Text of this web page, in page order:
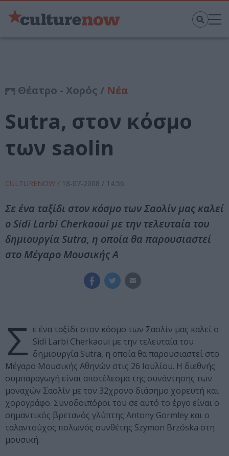
Θέατρο - Χορός / Νέα
Sutra, στον κόσμο
των saolin
CULTURENOW / 18-07-2008 / 14:56
Σε ένα ταξίδι στον κόσμο των Σαολίν μας καλεί
ο Sidi Larbi Cherkaoui με την τελευταία του
δημιουργία Sutra, η οποία θα παρουσιαστεί
στο Μέγαρο Μουσικής Α
Σ ε ένα ταξίδι στον κόσμο των Σαολίν μας καλεί ο
Sidi Larbi Cherkaoui με την τελευταία του
δημιουργία Sutra, η οποία θα παρουσιαστεί στο
Μέγαρο Μουσικής Αθηνών στις 26 Ιουλίου. Η διεθνής
συμπαραγωγή είναι αποτέλεσμα της συνάντησης των
μοναχών Σαολίν με τον 32χρονο διάσημο χορευτή και
χορογράφο. Συνοδοιπόροι του σε αυτό το έργο είναι ο
σημαντικός βρετανός γλύπτης Antony Gormley και ο
ταλαντούχος πολωνός συνθέτης Szymon Brzóska στη
μουσική.